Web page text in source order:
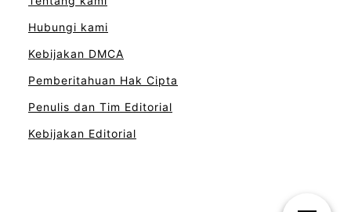
Hubungi kami
Kebijakan DMCA
Pemberitahuan Hak Cipta
Penulis dan Tim Editorial
Kebijakan Editorial